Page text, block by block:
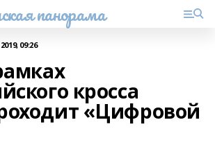
панорама
09:26
кросса
«Цифровой